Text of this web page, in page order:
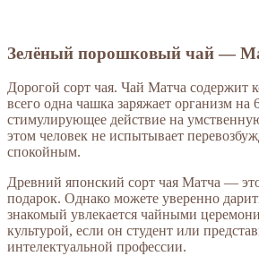
Зелёный порошковый чай —
Дорогой сорт чая. Чай Матча содержит
всего одна чашка заряжает организм на
стимулирующее действие на
этом человек не испытывает
спокойным.
Древний японский сорт чая Матча —
подарок. Однако можете уверенно
знакомый увлекается чайными
культурой, если он студент или
интелектуальной профессии.